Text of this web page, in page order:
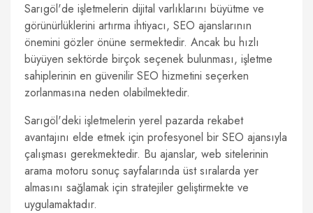
Sarıgöl'de işletmelerin dijital varlıklarını büyütme ve
görünürlüklerini artırma ihtiyacı, SEO ajanslarının
önemini gözler önüne sermektedir. Ancak bu hızlı
büyüyen sektörde birçok seçenek bulunması, işletme
sahiplerinin en güvenilir SEO hizmetini seçerken
zorlanmasına neden olabilmektedir.
Sarıgöl'deki işletmelerin yerel pazarda rekabet
avantajını elde etmek için profesyonel bir SEO ajansıyla
çalışması gerekmektedir. Bu ajanslar, web sitelerinin
arama motoru sonuç sayfalarında üst sıralarda yer
almasını sağlamak için stratejiler geliştirmekte ve
uygulamaktadır.